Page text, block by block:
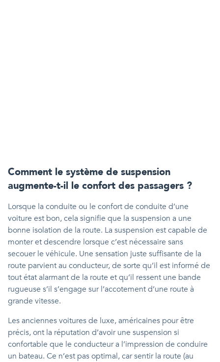
Comment le système de suspension
augmente-t-il le confort des passagers ?
Lorsque la conduite ou le confort de conduite d’une
voiture est bon, cela signifie que la suspension a une
bonne isolation de la route. La suspension est capable de
monter et descendre lorsque c’est nécessaire sans
secouer le véhicule. Une sensation juste suffisante de la
route parvient au conducteur, de sorte qu’il est informé de
tout état alarmant de la route et qu’il ressent une bande
rugueuse s’il s’engage sur l’accotement d’une route à
grande vitesse.
Les anciennes voitures de luxe, américaines pour être
précis, ont la réputation d’avoir une suspension si
confortable que le conducteur a l’impression de conduire
un bateau. Ce n’est pas optimal, car sentir la route (au